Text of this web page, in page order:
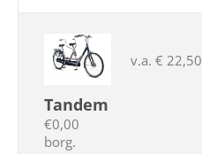
Tandem
€0,00
borg.
v.a. € 22,50